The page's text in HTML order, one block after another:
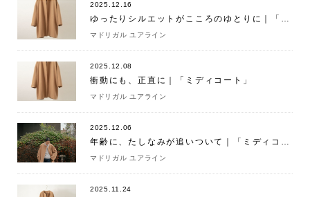
2025.12.16
ゆったりシルエットがこころのゆとりに｜「ミディコート」
マドリガル ユアライン
2025.12.08
衝動にも、正直に｜「ミディコート」
マドリガル ユアライン
2025.12.06
年齢に、たしなみが追いついて｜「ミディコート」
マドリガル ユアライン
2025.11.24